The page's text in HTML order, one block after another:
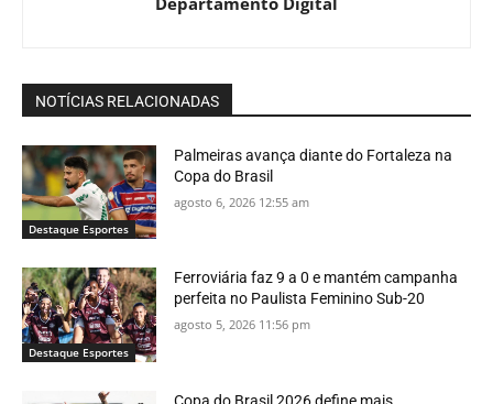
NOTÍCIAS RELACIONADAS
Destaque Esportes
Palmeiras avança diante do Fortaleza na
Copa do Brasil
agosto 6, 2026 12:55 am
Destaque Esportes
Ferroviária faz 9 a 0 e mantém campanha
perfeita no Paulista Feminino Sub-20
agosto 5, 2026 11:56 pm